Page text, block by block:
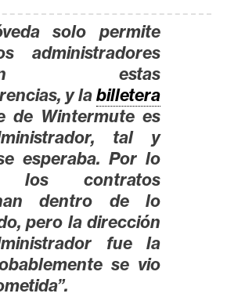
solo permite
administradores
estas
y labilletera
de Wintermute es
tal y
esperaba. Por lo
los contratos
dentro de lo
pero la dirección
fue la
se vio